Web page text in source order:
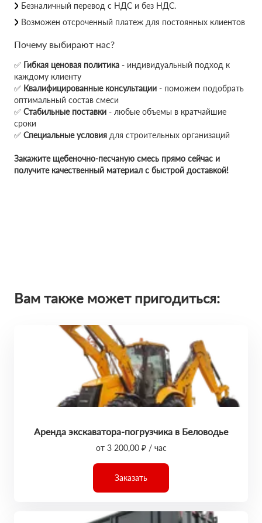
Безналичный перевод с НДС и без НДС.
Возможен отсроченный платеж для постоянных клиентов
Почему выбирают нас?
✅ Гибкая ценовая политика - индивидуальный подход к
каждому клиенту
✅ Квалифицированные консультации - поможем подобрать
оптимальный состав смеси
✅ Стабильные поставки - любые объемы в кратчайшие
сроки
✅ Специальные условия для строительных организаций
Закажите щебеночно-песчаную смесь прямо сейчас и
получите качественный материал с быстрой доставкой!
Вам также может пригодиться:
Аренда экскаватора-погрузчика в Беловодье
от 3 200,00 ₽ / час
Заказать